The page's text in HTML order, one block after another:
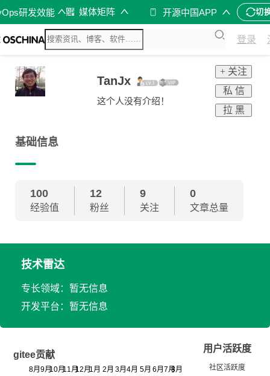
研发效能 媒体矩阵 开源中国APP 切
登录
TanJx
这个人没有介绍！
+ 关注
私 信
拉 黑
基础信息
100
经验值
12
粉丝
9
关注
0
文章总量
技术雷达
专长领域：暂无信息
开发平台：暂无信息
gitee贡献
用户活跃度